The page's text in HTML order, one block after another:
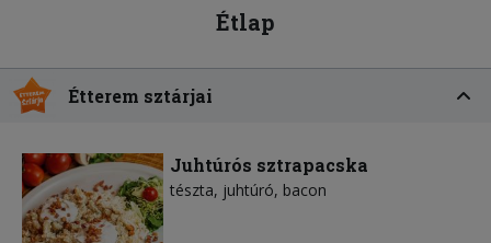
Étlap
Étterem sztárjai
Juhtúrós sztrapacska
tészta juhtúró bacon